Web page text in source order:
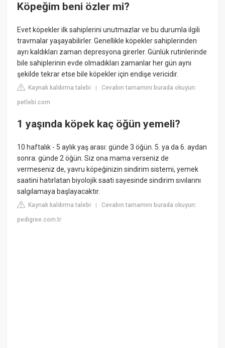
Köpeğim beni özler mi?
Evet köpekler ilk sahiplerini unutmazlar ve bu durumla ilgili
travmalar yaşayabilirler. Genellikle köpekler sahiplerinden
ayrı kaldıkları zaman depresyona girerler. Günlük rutinlerinde
bile sahiplerinin evde olmadıkları zamanlar her gün aynı
şekilde tekrar etse bile köpekler için endişe vericidir.
Kaynak kaldırma talebi |Cevabın tamamını burada okuyun:
petlebi.com
1 yaşında köpek kaç öğün yemeli?
10 haftalık - 5 aylık yaş arası: günde 3 öğün. 5. ya da 6. aydan
sonra: günde 2 öğün. Siz ona mama verseniz de
vermeseniz de, yavru köpeğinizin sindirim sistemi, yemek
saatini hatırlatan biyolojik saati sayesinde sindirim sıvılarını
salgılamaya başlayacaktır.
Kaynak kaldırma talebi |Cevabın tamamını burada okuyun:
pedigree.com.tr